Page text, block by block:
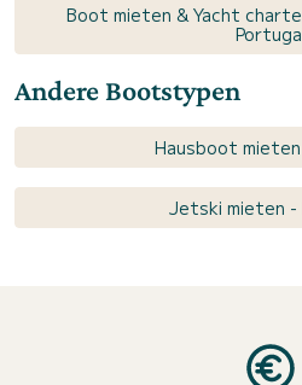
Boot mieten & Yacht
Andere Bootstypen
Hausboot
Jetski mieten -